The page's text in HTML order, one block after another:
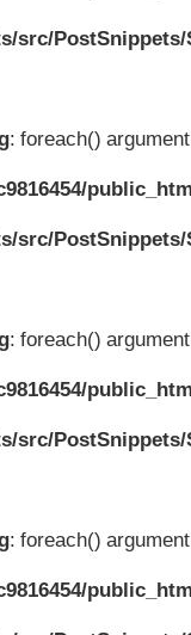
src/
: foreach()
src/
: foreach()
src/
: foreach()